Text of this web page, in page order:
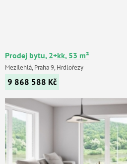
Prodej bytu, 2+kk, 53 m²
Mezilehlá, Praha 9, Hrdlořezy
9 868 588 Kč